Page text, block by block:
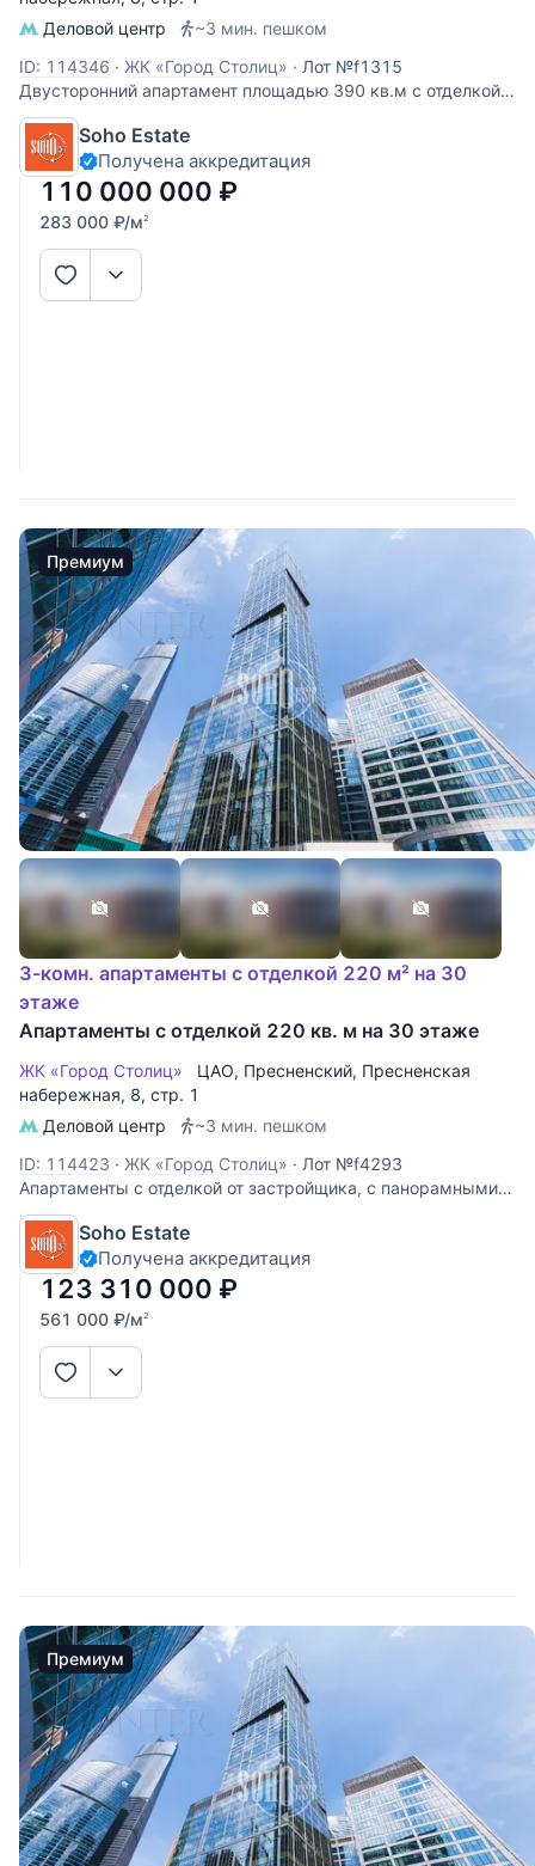
Деловой центр
~3 мин. пешком
ID: 114346 · ЖК «Город Столиц» · Лот №f1315
Двусторонний апартамент площадью 390 кв.м с отделкой
из них терраса 170 кв.м. с коэф 0,3 (жилая площадь 220
кв.м.) Виды из окон на город. По планировке: зона кухни -
гостиной, спальня с ванной комнатой и тремя
гардеробными, спальня со
Soho Estate
Получена аккредитация
110 000 000 ₽
283 000 ₽/м2
Премиум
3-комн. апартаменты с отделкой 220 м² на 30
этаже
Апартаменты с отделкой 220 кв. м на 30 этаже
ЖК «Город Столиц» ЦАО, Пресненский, Пресненская
набережная, 8, стр. 1
Деловой центр
~3 мин. пешком
ID: 114423 · ЖК «Город Столиц» · Лот №f4293
Апартаменты с отделкой от застройщика, с панорамными
окнами. Высота потолков 3,1 м.
Soho Estate
Получена аккредитация
123 310 000 ₽
561 000 ₽/м2
Премиум